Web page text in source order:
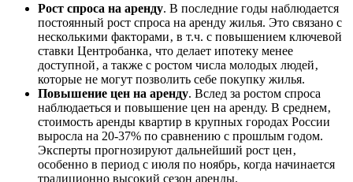
Рост спроса на аренду. В последние годы наблюдается
постоянный рост спроса на аренду жилья. Это связано с
несколькими факторами‚ в т.ч. с повышением ключевой
ставки Центробанка‚ что делает ипотеку менее
доступной‚ а также с ростом числа молодых людей‚
которые не могут позволить себе покупку жилья.
Повышение цен на аренду. Вслед за ростом спроса
наблюдаеться и повышение цен на аренду. В среднем‚
стоимость аренды квартир в крупных городах России
выросла на 20-37% по сравнению с прошлым годом.
Эксперты прогнозируют дальнейший рост цен‚
особенно в период с июля по ноябрь‚ когда начинается
традиционно высокий сезон аренды.